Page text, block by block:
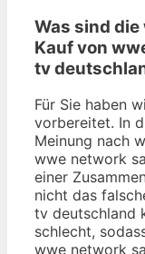
Was sind
Kauf von
tv
Für Sie haben
vorbereitet. In
Meinung nach
wwe network
einer
nicht das
tv deutschland
schlecht,
wwe network